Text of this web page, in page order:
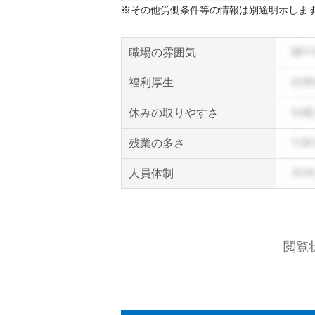
※その他労働条件等の情報は別途明示しま
職場の雰囲気
福利厚生
休みの取りやすさ
残業の多さ
人員体制
閲覧